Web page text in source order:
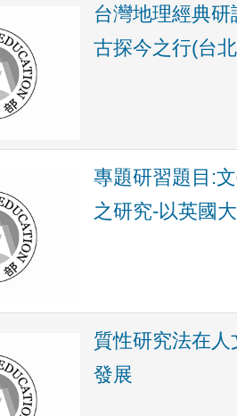
台灣地理經典
古探今之行(台
專題研習題目:
之研究-以英國
質性研究法在
發展